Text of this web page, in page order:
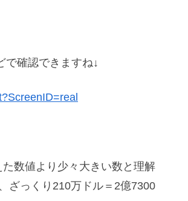
で確認できますね↓
数値より少々大きい数と理解
ざっくり210万ドル＝2億7300